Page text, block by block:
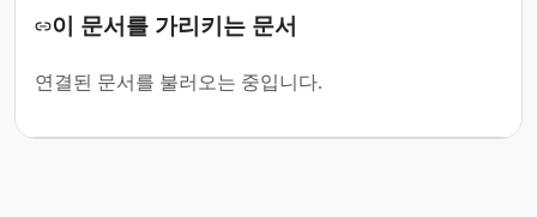
이 문서를 가리키는 문서
연결된 문서를 불러오는 중입니다.